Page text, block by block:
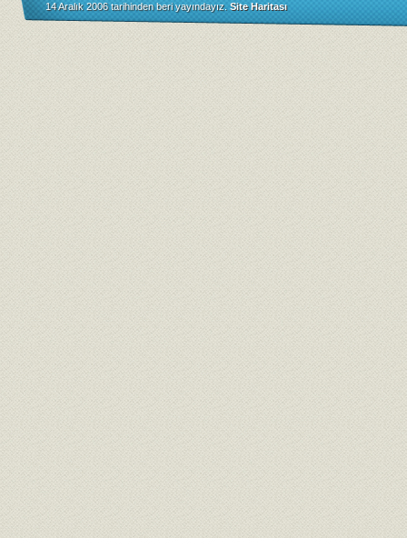
14 Aralık 2006 tarihinden beri yayındayız. Site Haritası